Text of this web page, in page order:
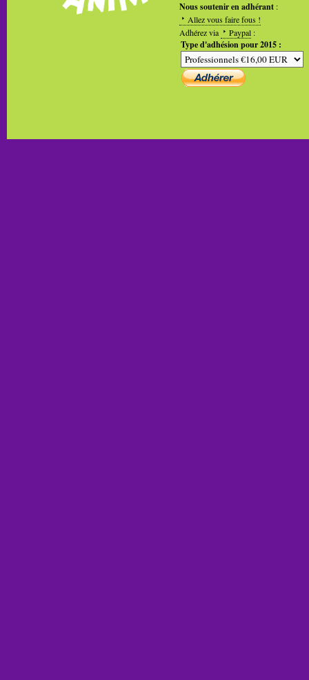
Nous soutenir en adhérant :
Allez vous faire fous !
Adhérez via
Paypal :
Type d'adhésion pour 2015 :